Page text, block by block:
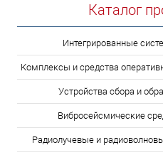
Каталог
Интегрированные
Комплексы и средства
Устройства сбора и
Вибросейсмические
Радиолучевые и